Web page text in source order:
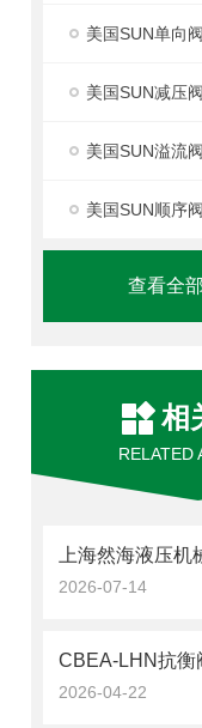
美国SUN单向阀
美国SUN减压阀
美国SUN溢流阀
美国SUN顺序阀
查看全
相
RELATED
2026-07-14
2026-04-22